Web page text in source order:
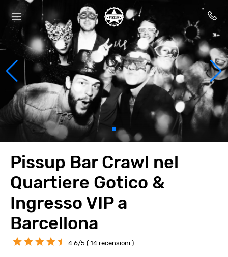
Pissup Bar Crawl nel
Quartiere Gotico &
Ingresso VIP a
Barcellona
4.6/5 ( 14 recensioni )